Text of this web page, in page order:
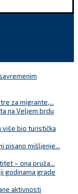
za migrante,...
na Veljem brdu
više bio turistička
pisano mišljenje...
– ona pruža...
godinama grade
aktivnosti